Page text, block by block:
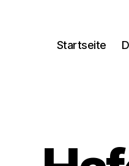
Startseite